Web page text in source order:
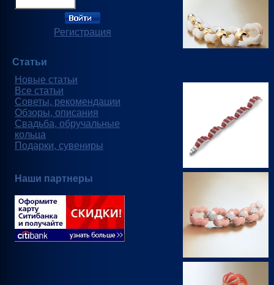
Регистрация
Статьи
Новые статьи
Все статьи
Советы, рекомендации
Обзоры, описания
Свадьба, обручальные
кольца
Подарки, сувениры
Наши партнеры